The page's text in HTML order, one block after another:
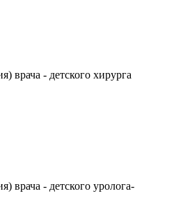
врача - детского хирурга
врача - детского уролога-